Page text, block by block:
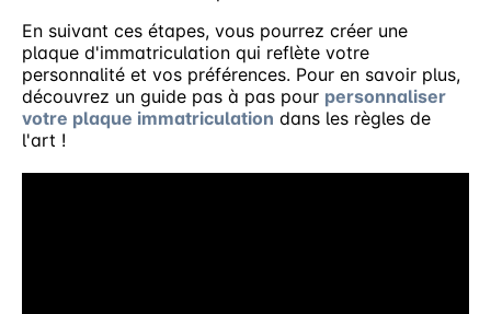
En suivant ces étapes, vous pourrez créer une
plaque d'immatriculation qui reflète votre
personnalité et vos préférences. Pour en savoir plus,
découvrez un guide pas à pas pour personnaliser
votre plaque immatriculation dans les règles de
l'art !